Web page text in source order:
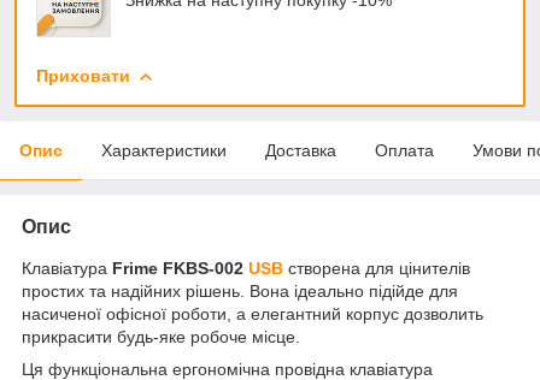
Приховати
Опис Характеристики Доставка Оплата Умови
Опис
Клавіатура Frime FKBS-002 USB створена для цінителів
простих та надійних рішень. Вона ідеально підійде для
насиченої офісної роботи, а елегантний корпус дозволить
прикрасити будь-яке робоче місце.
Ця функціональна ергономічна провідна клавіатура